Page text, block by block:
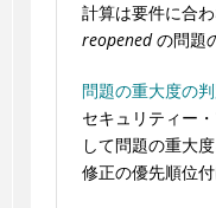
計算は要件に合
reopenedの問題
問題の重大度の
セキュリティー
して問題の重大
修正の優先順位